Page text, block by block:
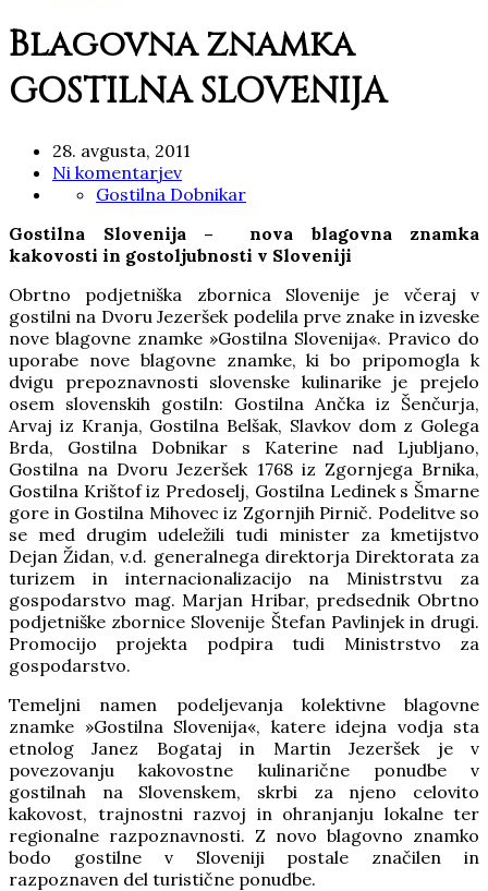
Blagovna znamka
GOSTILNA SLOVENIJA
28. avgusta, 2011
Ni komentarjev
Gostilna Dobnikar
Gostilna Slovenija – nova blagovna znamka
kakovosti in gostoljubnosti v Sloveniji
Obrtno podjetniška zbornica Slovenije je včeraj v
gostilni na Dvoru Jezeršek podelila prve znake in izveske
nove blagovne znamke »Gostilna Slovenija«. Pravico do
uporabe nove blagovne znamke, ki bo pripomogla k
dvigu prepoznavnosti slovenske kulinarike je prejelo
osem slovenskih gostiln: Gostilna Ančka iz Šenčurja,
Arvaj iz Kranja, Gostilna Belšak, Slavkov dom z Golega
Brda, Gostilna Dobnikar s Katerine nad Ljubljano,
Gostilna na Dvoru Jezeršek 1768 iz Zgornjega Brnika,
Gostilna Krištof iz Predoselj, Gostilna Ledinek s Šmarne
gore in Gostilna Mihovec iz Zgornjih Pirnič. Podelitve so
se med drugim udeležili tudi minister za kmetijstvo
Dejan Židan, v.d. generalnega direktorja Direktorata za
turizem in internacionalizacijo na Ministrstvu za
gospodarstvo mag. Marjan Hribar, predsednik Obrtno
podjetniške zbornice Slovenije Štefan Pavlinjek in drugi.
Promocijo projekta podpira tudi Ministrstvo za
gospodarstvo.
Temeljni namen podeljevanja kolektivne blagovne
znamke »Gostilna Slovenija«, katere idejna vodja sta
etnolog Janez Bogataj in Martin Jezeršek je v
povezovanju kakovostne kulinarične ponudbe v
gostilnah na Slovenskem, skrbi za njeno celovito
kakovost, trajnostni razvoj in ohranjanju lokalne ter
regionalne razpoznavnosti. Z novo blagovno znamko
bodo gostilne v Sloveniji postale značilen in
razpoznaven del turistične ponudbe.